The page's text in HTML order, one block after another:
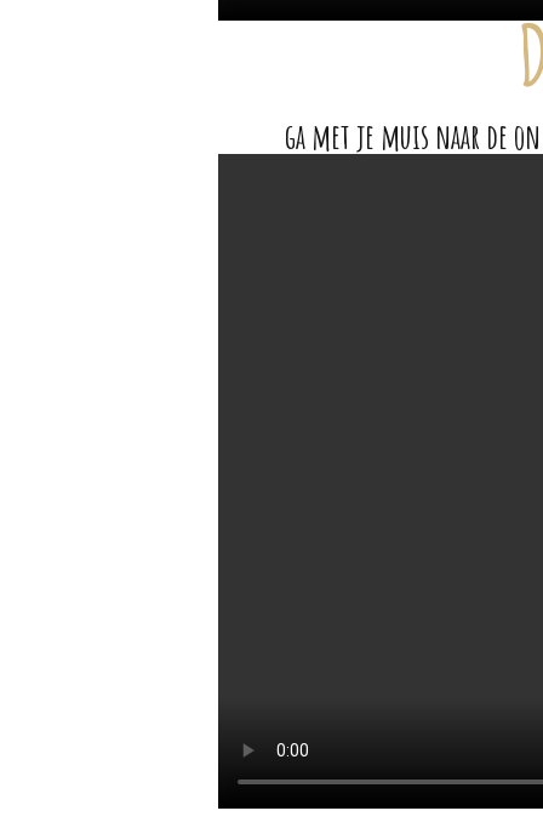
ga met je muis naar de